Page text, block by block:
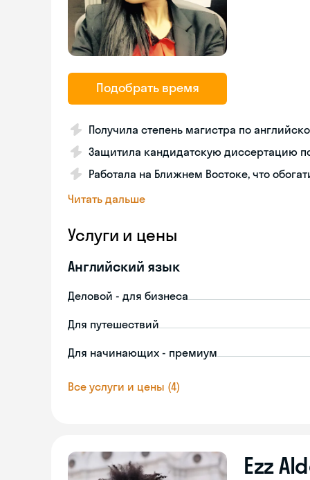
Подобрать время
Получила степень магистра по
Защитила кандидатскую диссертацию
Работала на Ближнем Востоке, что
Читать дальше
Услуги и цены
Английский язык
Деловой - для бизнеса
Для путешествий
Для начинающих - премиум
Все услуги и цены (4)
Ezz